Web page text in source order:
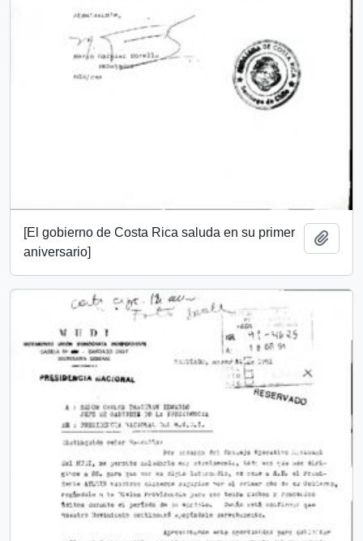
[El gobierno de Costa Rica saluda en su primer
aniversario]